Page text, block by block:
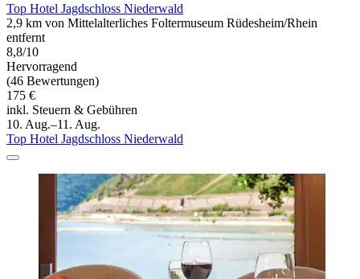
Top Hotel Jagdschloss Niederwald
2,9 km von Mittelalterliches Foltermuseum Rüdesheim/Rhein
entfernt
8,8/10
Hervorragend
(46 Bewertungen)
175 €
inkl. Steuern & Gebühren
10. Aug.–11. Aug.
Top Hotel Jagdschloss Niederwald